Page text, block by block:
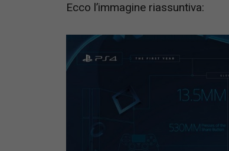
Ecco l’immagine riassuntiva: